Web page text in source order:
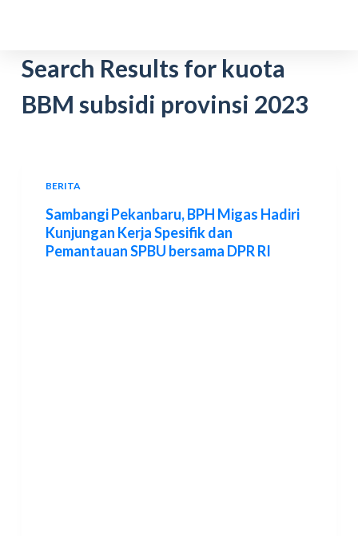
p
o
Search Results forkuota
BBM subsidi provinsi 2023
BERITA
Sambangi Pekanbaru, BPH Migas Hadiri
Kunjungan Kerja Spesifik dan
Pemantauan SPBU bersama DPR RI